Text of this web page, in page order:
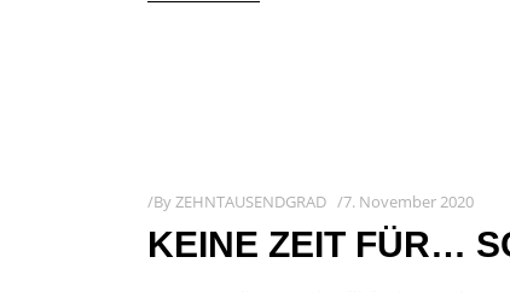
ByZEHNTAUSENDGRAD 7. November 2020
KEINE ZEIT FÜR…